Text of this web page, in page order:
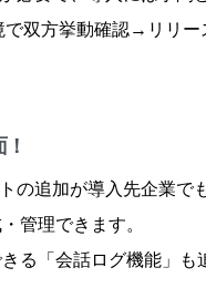
双方挙動確認→リリ
の追加が導入先企業
管理できます。
る「会話ログ機能」